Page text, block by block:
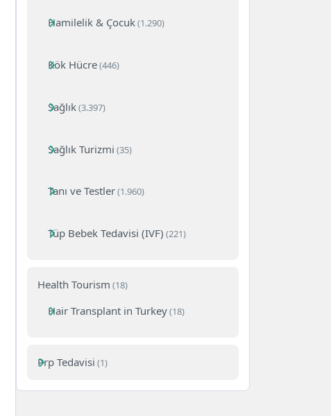
Hamilelik & Çocuk(1.290)
Kök Hücre(446)
Sağlık(3.397)
Sağlık Turizmi (35)
Tanı ve Testler(1.960)
Tüp Bebek Tedavisi (IVF) (221)
Health Tourism (18)
Hair Transplant in Turkey(18)
Prp Tedavisi (1)